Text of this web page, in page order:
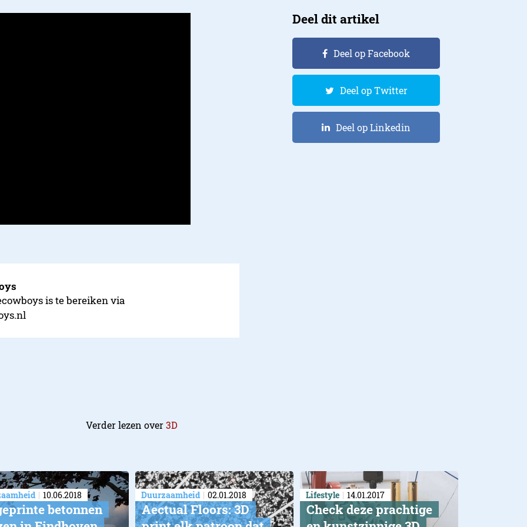
is te bereiken via
Deel dit artikel
Deel op Facebook
Deel op Twitter
Deel op Linkedin
Verder lezen over3D
10.06.2018
betonnen
Duurzaamheid 02.01.2018
Aectual Floors: 3D
Lifestyle 14.01.2017
Check deze prachtige